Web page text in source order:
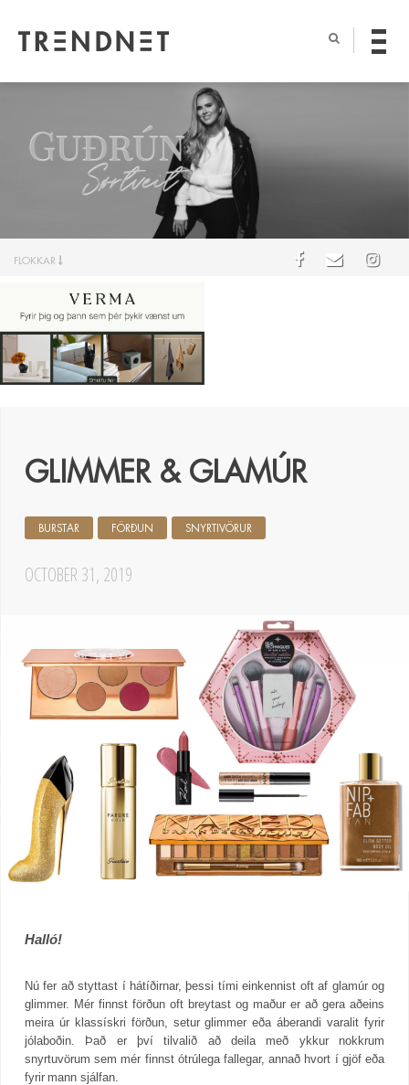
FLOKKAR
GLIMMER & GLAMÚR
OCTOBER 31, 2019
BURSTAR FÖRÐUN SNYRTIVÖRUR
Halló!
Nú fer að styttast í hátíðirnar, þessi tími einkennist oft af glamúr og
glimmer. Mér finnst förðun oft breytast og maður er að gera aðeins
meira úr klassískri förðun, setur glimmer eða áberandi varalit fyrir
jólaboðin. Það er því tilvalið að deila með ykkur nokkrum
snyrtuvörum sem mér finnst ótrúlega fallegar, annað hvort í gjöf eða
fyrir mann sjálfan.